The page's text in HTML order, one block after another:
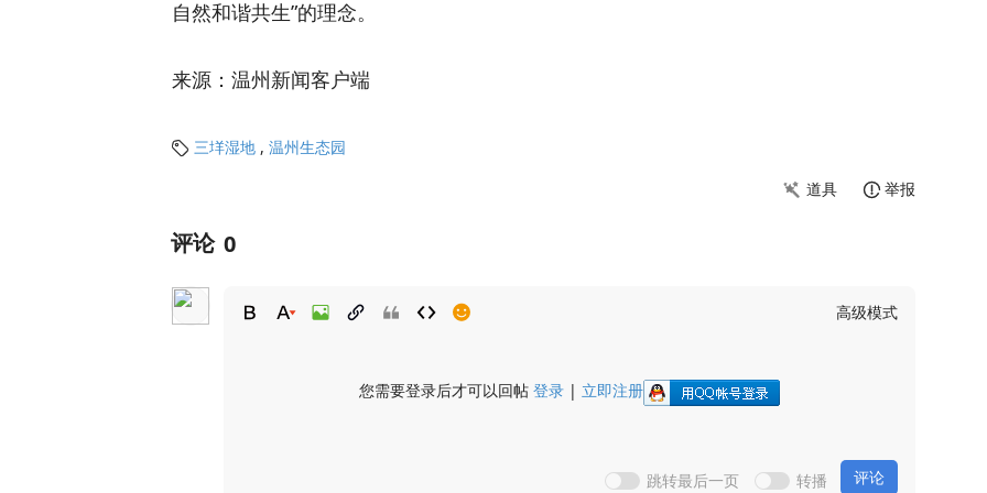
自然和谐共生”的理念。
来源：温州新闻客户端
 三垟湿地 , 温州生态园
道具
举报
评论 0
高级模式
您需要登录后才可以回帖 登录 | 立即注册
跳转最后一页 转播 评论